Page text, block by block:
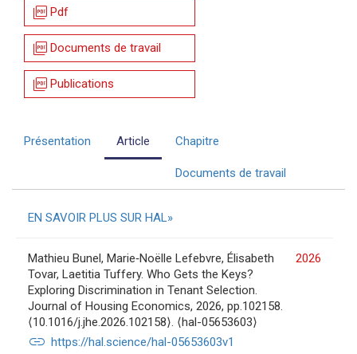
picture_as_pdf Pdf
picture_as_pdf Documents de travail
picture_as_pdf Publications
Présentation Article Chapitre
Documents de travail
EN SAVOIR PLUS SUR HAL
2026
Mathieu Bunel, Marie‐Noëlle Lefebvre, Élisabeth
Tovar, Laetitia Tuffery. Who Gets the Keys?
Exploring Discrimination in Tenant Selection.
Journal of Housing Economics, 2026, pp.102158.
⟨10.1016/j.jhe.2026.102158⟩. ⟨hal-05653603⟩
link https://hal.science/hal-05653603v1